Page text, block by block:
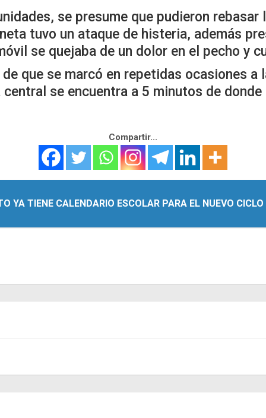
se presume que pudieron
tuvo un ataque de histeria, además
se quejaba de un dolor en el pecho y
que se marcó en repetidas ocasiones a
se encuentra a 5 minutos de
Compartir...
YA TIENE CALENDARIO ESCOLAR PARA EL NUEVO